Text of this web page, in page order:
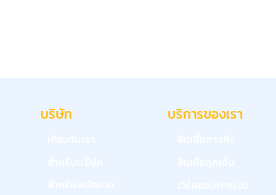
บริษัท บริการของเรา